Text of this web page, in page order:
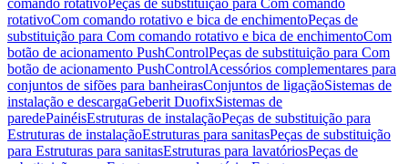
comando rotativoPeças de substituição para Com comando
rotativoCom comando rotativo e bica de enchimentoPeças de
substituição para Com comando rotativo e bica de enchimentoCom
botão de acionamento PushControlPeças de substituição para Com
botão de acionamento PushControlAcessórios complementares para
conjuntos de sifões para banheirasConjuntos de ligaçãoSistemas de
instalação e descargaGeberit DuofixSistemas de
paredePainéisEstruturas de instalaçãoPeças de substituição para
Estruturas de instalaçãoEstruturas para sanitasPeças de substituição
para Estruturas para sanitasEstruturas para lavatóriosPeças de